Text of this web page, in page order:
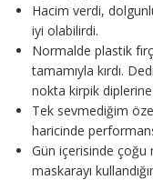
Hacim verdi,
iyi olabilirdi.
Normalde plastik
tamamıyla kırdı.
nokta kirpik
Tek sevmediğim
haricinde
Gün içerisinde
maskarayı